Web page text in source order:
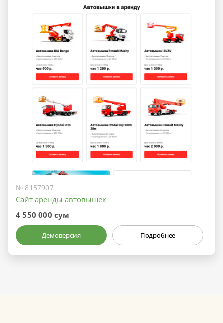
№ 8157907
Сайт аренды автовышек
4 550 000 сум
Демоверсия Подробнее